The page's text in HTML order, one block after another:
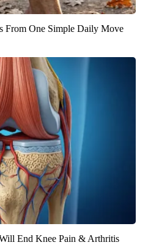
From One Simple Daily Move
End Knee Pain & Arthritis